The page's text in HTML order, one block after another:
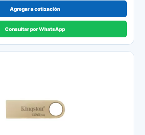
Agregar a cotización
Consultar por WhatsApp